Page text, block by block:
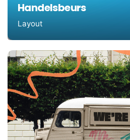
Handelsbeurs
Layout